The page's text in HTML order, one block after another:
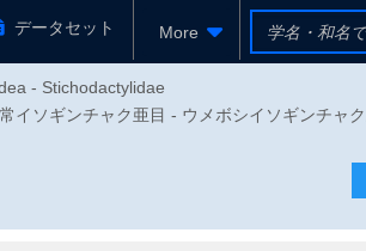
データセット More
- Stichodactylidae
イソギンチャク亜目 - ウメボシイソギンチャ